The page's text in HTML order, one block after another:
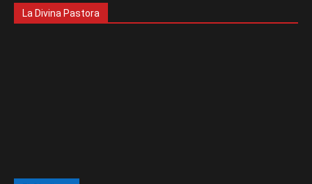
La Divina Pastora